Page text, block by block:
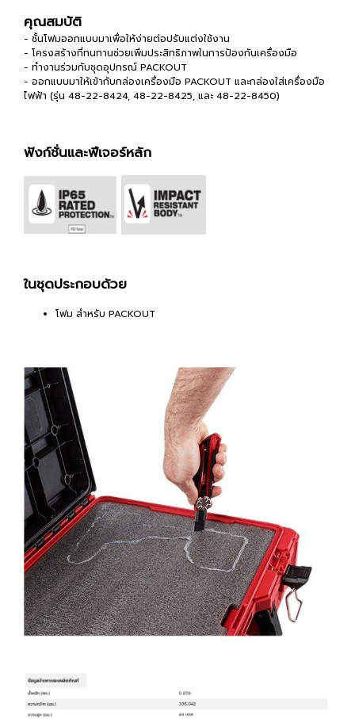
คุณสมบัติ
- ชั้นโฟมออกแบบมาเพื่อให้ง่ายต่อปรับแต่งใช้งาน
- โครงสร้างที่ทนทานช่วยเพิ่มประสิทธิภาพในการป้องกันเครื่องมือ
- ทำงานร่วมกับชุดอุปกรณ์ PACKOUT
- ออกแบบมาให้เข้ากับกล่องเครื่องมือ PACKOUT และกล่องใส่เครื่องมือ
ไฟฟ้า (รุ่น 48-22-8424, 48-22-8425, และ 48-22-8450)
ฟังก์ชั่นและฟีเจอร์หลัก
ในชุดประกอบด้วย
โฟม สำหรับ PACKOUT